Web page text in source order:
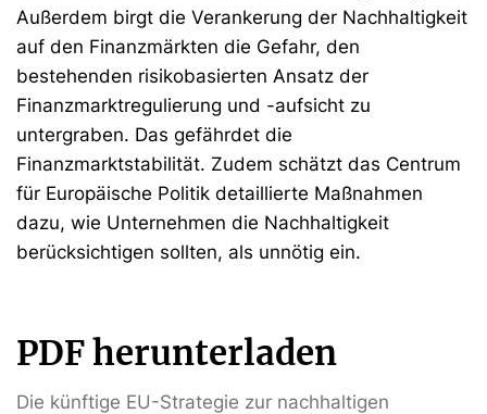
Außerdem birgt die Verankerung der Nachhaltigkeit
auf den Finanzmärkten die Gefahr, den
bestehenden risikobasierten Ansatz der
Finanzmarktregulierung und -aufsicht zu
untergraben. Das gefährdet die
Finanzmarktstabilität. Zudem schätzt das Centrum
für Europäische Politik detaillierte Maßnahmen
dazu, wie Unternehmen die Nachhaltigkeit
berücksichtigen sollten, als unnötig ein.
PDF herunterladen
Die künftige EU-Strategie zur nachhaltigen